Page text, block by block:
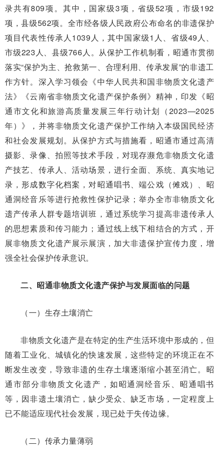
录共有809项。其中，国家级3项，省级52项，市级192
项，县级562项。全市经各级人民政府公布命名的非遗保护
项目代表性传承人1039人，其中国家级1人、省级49人、
市级223人、县级766人。从保护工作机制看，昭通市贯彻
落实“保护为主、抢救第一、合理利用、传承发展”的非遗工
作方针。深入学习领会《中华人民共和国非物质文化遗产
法》《云南省非物质文化遗产保护条例》精神，印发《昭
通市文化和旅游高质量发展三年行动计划（2023—2025
年）》，并将非物质文化遗产保护工作纳入本级国民经济
和社会发展规划。从保护方式与措施看，昭通市通过高清
摄影、录像、拍照等技术手段，对现存濒危非物质文化遗
产技艺、传承人、活动场景，进行全面、系统、真实地记
录，形成数字化档案，对昭通唱书、端公戏（傩戏）、昭
通洞经音乐等进行抢救性保护记录；举办全市非物质文化
遗产传承人群专题培训班，通过系统学习提高非遗传承人
的思想素质和传习能力；通过线上线下相结合的方式，开
展非物质文化遗产展示展演，加大非遗保护宣传力度，增
强全社会保护传承意识。
二、昭通非物质文化遗产保护与发展面临的问题
（一）生存土壤消亡
非物质文化遗产是在特定的生产生活环境中形成的，但
随着工业化、城镇化的快速发展，这些特定的环境正在不
断发生改变，导致非遗的生存土壤逐渐缩小甚至消亡。昭
通市部分非物质文化遗产，如昭通洞经音乐、昭通唱书
等，因非遗土壤消亡，缺少受众、缺乏市场，一定程度上
已不能适应现代社会发展，现已处于失传边缘。
（二）传承力量薄弱